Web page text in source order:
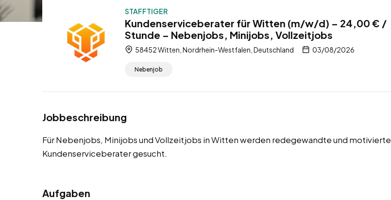
STAFFTIGER
Kundenserviceberater für Witten (m/w/d) – 24,00 € /
Stunde – Nebenjobs, Minijobs, Vollzeitjobs
58452 Witten, Nordrhein-Westfalen, Deutschland 03/08/2026
Nebenjob
Jobbeschreibung
Für Nebenjobs, Minijobs und Vollzeitjobs in Witten werden redegewandte und motivierte
Kundenserviceberater gesucht.
Aufgaben